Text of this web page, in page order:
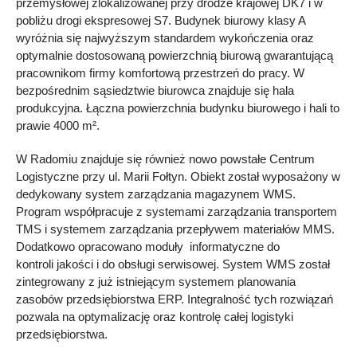
przemysłowej zlokalizowanej przy drodze krajowej DK7 i w
pobliżu drogi ekspresowej S7. Budynek biurowy klasy A
wyróżnia się najwyższym standardem wykończenia oraz
optymalnie dostosowaną powierzchnią biurową gwarantującą
pracownikom firmy komfortową przestrzeń do pracy. W
bezpośrednim sąsiedztwie biurowca znajduje się hala
produkcyjna. Łączna powierzchnia budynku biurowego i hali to
prawie 4000 m².
W Radomiu znajduje się również nowo powstałe Centrum
Logistyczne przy ul. Marii Fołtyn. Obiekt został wyposażony w
dedykowany system zarządzania magazynem WMS.
Program współpracuje z systemami zarządzania transportem
TMS i systemem zarządzania przepływem materiałów MMS.
Dodatkowo opracowano moduły informatyczne do
kontroli jakości i do obsługi serwisowej. System WMS został
zintegrowany z już istniejącym systemem planowania
zasobów przedsiębiorstwa ERP. Integralność tych rozwiązań
pozwala na optymalizację oraz kontrolę całej logistyki
przedsiębiorstwa.